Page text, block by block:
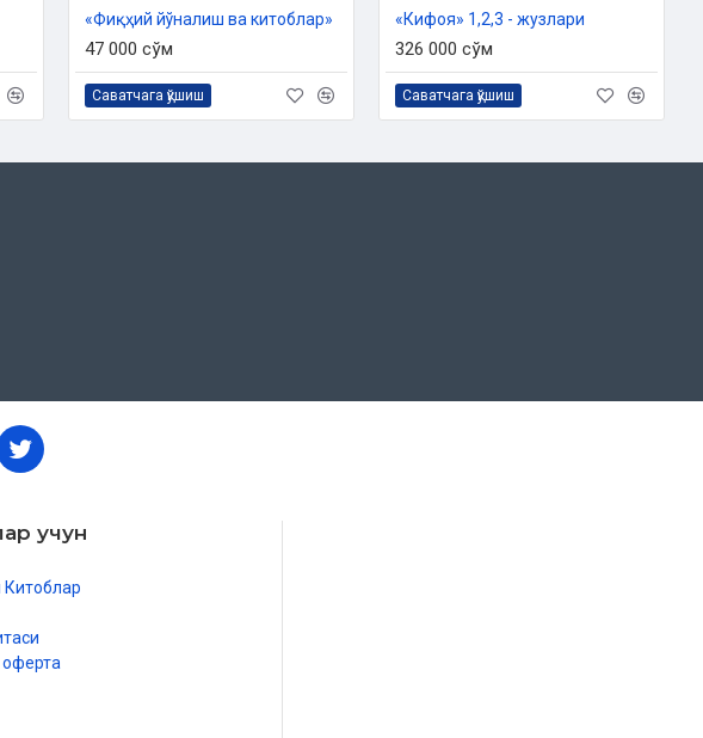
«Фиқҳий йўналиш ва китоблар»
47 000 сўм
Саватчага қўшиш
«Кифоя» 1,2,3 - жузлари
326 000 сўм
Саватчага қўшиш
учун
Китоблар